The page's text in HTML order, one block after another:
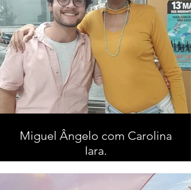
Miguel Ângelo com Carolina
Iara.